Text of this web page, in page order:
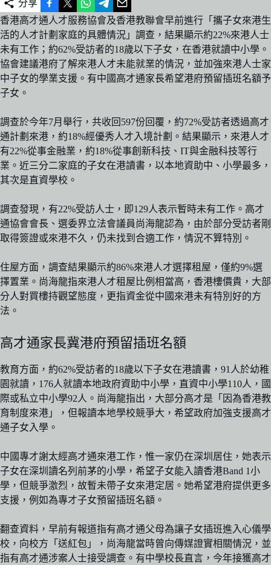
分享
香港高才通人才服務協會及香港教聯會早前進行「攜子女來港生
活的人才計劃家庭的具體情況」調查，結果顯示約22%來港人士
未有工作；約62%受訪者的18歲以下子女，在香港就讀中小學。
協會建議港府了解來港人才未能就業的情況，並加強來港人士家
中子女的學業支援。有中國高才通家長希望港府預留插班名額予
子女。
調查於今年7月舉行，共收回597份回覆，約72%受訪者透過高才
通計劃來港，約18%經優秀人才入境計劃。結果顯示，來港人才
有22%從事金融業，約18%從事創新科技、IT與金融科技等行
業。近三分二家庭的子女在港讀書，以本地資助中、小學最多，
其次是直資學校。
調查發現，有22%受訪人士，即129人表示暫時未有工作。高才
通協會會長、選委界立法會議員尚海龍認為，由於部分受訪者剛
取得簽證或來港不久，仍未找到合適工作，情況不算特別。
住屋方面，調查結果顯示約86%來港人才選擇租屋，僅約9%選
擇置業。尚海龍指來港人才租屋比例相當高，香港樓價貴，大部
分人對買樓持觀望態度，更指資金從中國來港未有特別好的方
法。
高才通家長冀港府預留插班名額
教育方面，約62%受訪者的18歲以下子女在港讀書，91人於幼稚
園就讀，176人就讀本地政府資助中小學，直資中小學110人，國
際或私立中小學92人。尚海龍指出，大部分高才是「因為香港教
育制度來港」，但報讀本地學校競爭大，希望政府加強支援高才
通子女入學。
中國專才謝太經高才通來港工作，惟一家仍在深圳居住，她表示
子女在深圳讀名列前茅的小學，希望子女能入讀香港Band 1小
學，但競爭激烈，故暫未帶子女來港定居。她希望港府提供更多
支援，例如為專才子女預留插班名額。
翻查資料，早前有報道指有高才通父母為讓子女插班進入心儀學
校，向校方「送紅包」，尚海龍當時曾向傳媒證實相關情況，並
指有高才通涉案人士接受調查。有中學校長直言，今年接獲高才